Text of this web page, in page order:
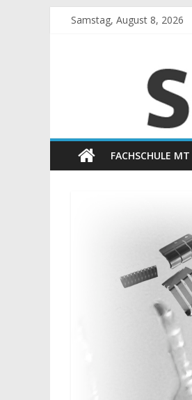
ZumSamstag, August 8, 2026
Begleitmaterial
an
der
FACHSCHULE MT